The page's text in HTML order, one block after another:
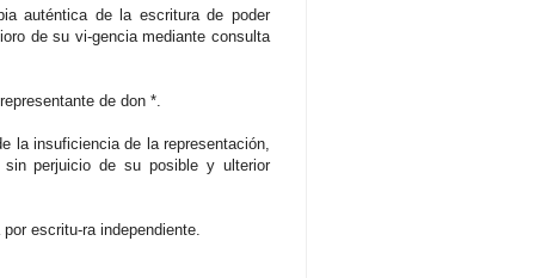
auténtica de la escritura de poder
de su vi-gencia mediante consulta
de don *.
la insuficiencia de la representación,
perjuicio de su posible y ulterior
escritu-ra independiente.